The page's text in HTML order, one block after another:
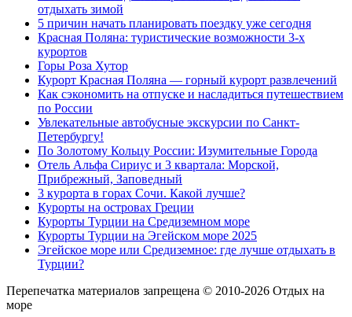
отдыхать зимой
5 причин начать планировать поездку уже сегодня
Красная Поляна: туристические возможности 3-х
курортов
Горы Роза Хутор
Курорт Красная Поляна — горный курорт развлечений
Как сэкономить на отпуске и насладиться путешествием
по России
Увлекательные автобусные экскурсии по Санкт-
Петербургу!
По Золотому Кольцу России: Изумительные Города
Отель Альфа Сириус и 3 квартала: Морской,
Прибрежный, Заповедный
3 курорта в горах Сочи. Какой лучше?
Курорты на островах Греции
Курорты Турции на Средиземном море
Курорты Турции на Эгейском море 2025
Эгейское море или Средиземное: где лучше отдыхать в
Турции?
Перепечатка материалов запрещена © 2010-2026 Отдых на
море